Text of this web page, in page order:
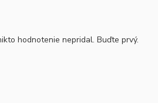
hodnotenie nepridal. Buďte prvý.